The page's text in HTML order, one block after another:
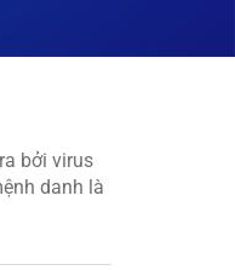
bởi virus
danh là